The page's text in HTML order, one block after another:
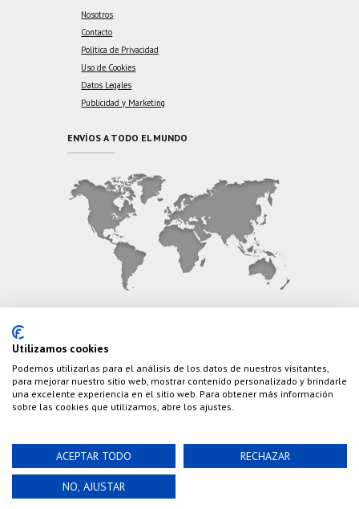
Nosotros
Contacto
Política de Privacidad
Uso de Cookies
Datos Legales
Publicidad y Marketing
ENVÍOS A TODO EL MUNDO
Teléfono: (+34) 626 495 499
E-Mail: info@cazaylibros.com
Powered by©Nao Grupo de Comunicación, S.L.
2020 Cazaylibros.com ¡Todo Un Tiro!, todos los
derechos reservados.
Utilizamos cookies
Podemos utilizarlas para el análisis de los datos de nuestros visitantes,
para mejorar nuestro sitio web, mostrar contenido personalizado y brindarle
una excelente experiencia en el sitio web. Para obtener más información
sobre las cookies que utilizamos, abre los ajustes.
ACEPTAR TODO RECHAZAR
NO, AJUSTAR